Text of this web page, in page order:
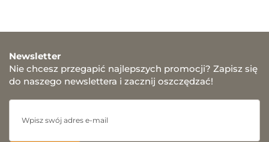
Newsletter
Nie chcesz przegapić najlepszych promocji? Zapisz się
do naszego newslettera i zacznij oszczędzać!